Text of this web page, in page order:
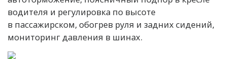
водителя и регулировка по высоте
в пассажирском, обогрев руля и задних сидений,
мониторинг давления в шинах.